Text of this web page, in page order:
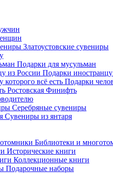
Златоустовские сувениры
Подарки для мусульман
Подарки
Подарки
Ростовская Финифть
Серебряные сувениры
Сувениры из янтаря
Библиотеки и
Исторические книги
Коллекционные книги
Подарочные наборы